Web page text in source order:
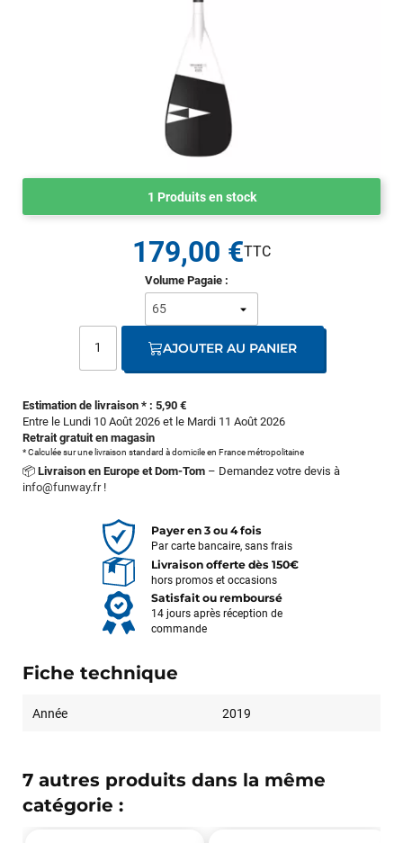
1 Produits en stock
Estimation de livraison * : 5,90 €
Entre le Lundi 10 Août 2026 et le Mardi 11 Août 2026
Retrait gratuit en magasin
* Calculée sur une livraison standard à domicile en France métropolitaine
📦 Livraison en Europe et Dom-Tom – Demandez votre devis à
info@funway.fr!
Volume Pagaie :
179,00 €
AJOUTER AU PANIER
Payer en 3 ou 4 fois
Par carte bancaire, sans frais
Livraison offerte dès 150€
hors promos et occasions
Satisfait ou remboursé
14 jours après réception de
commande
Fiche technique
Année 2019
7 autres produits dans la même
catégorie :
J’ai commandé un pack via leur site internet. À peine la
commande validée, le magasin m’a appelé pour confirmer
avec moi les caractéristiques des équipements, me conseiller